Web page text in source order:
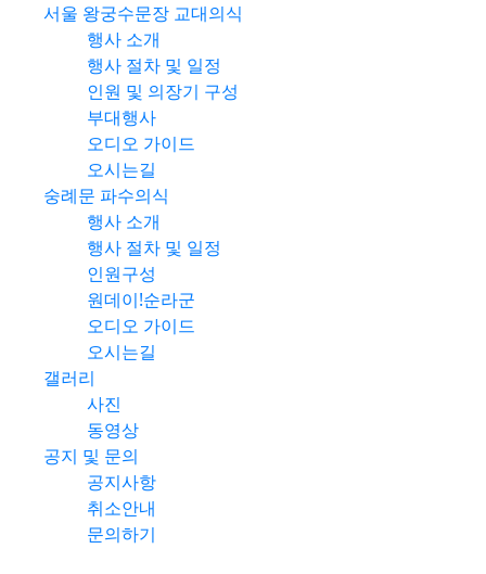
서울 왕궁수문장 교대의식
행사 소개
행사 절차 및 일정
인원 및 의장기 구성
부대행사
오디오 가이드
오시는길
숭례문 파수의식
행사 소개
행사 절차 및 일정
인원구성
원데이!순라군
오디오 가이드
오시는길
갤러리
사진
동영상
공지 및 문의
공지사항
취소안내
문의하기